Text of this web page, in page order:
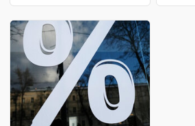
Bankına istinadən xəbər verir. Bu,
iyulun 1-i ilə müqayisədə 4.6%,
ötən ili